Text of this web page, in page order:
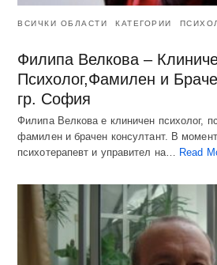
ВСИЧКИ ОБЛАСТИ КАТЕГОРИИ
Филипа Велкова –
Психолог,Фамилен и
гр. София
Филипа Велкова е клиничен психолог,
фамилен и брачен консултант. В
психотерапевт и управител на…
Read